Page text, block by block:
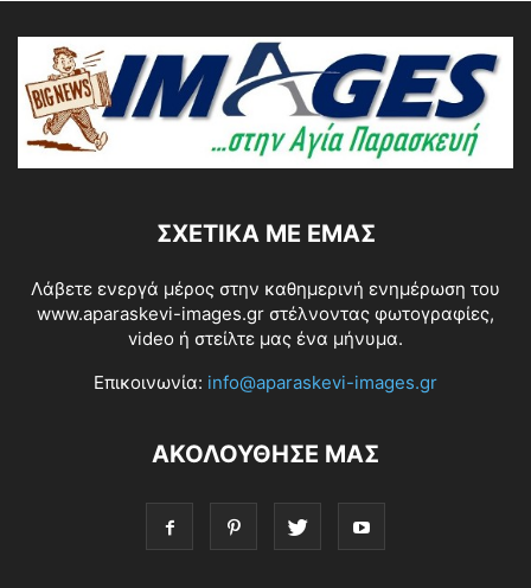
ΣΧΕΤΙΚΆ ΜΕ ΕΜΆΣ
Λάβετε ενεργά μέρος στην καθημερινή ενημέρωση του
www.aparaskevi-images.gr στέλνοντας φωτογραφίες,
video ή στείλτε μας ένα μήνυμα.
Επικοινωνία: info@aparaskevi-images.gr
ΑΚΟΛΟΥΘΗΣΕ ΜΑΣ